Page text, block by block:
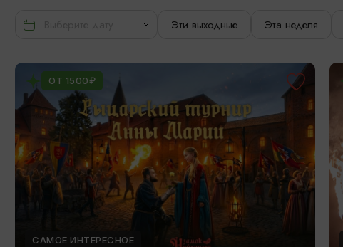
Эти выходные Эта неделя
ОТ 1500₽
САМОЕ ИНТЕРЕСНОЕ